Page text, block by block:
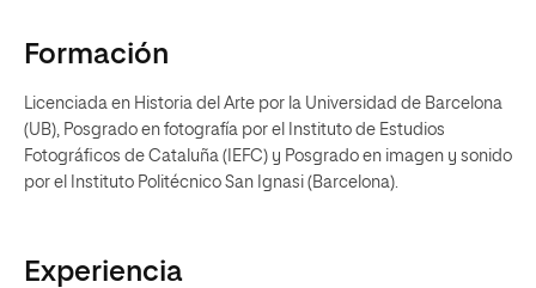
Formación
Licenciada en Historia del Arte por la Universidad de Barcelona
(UB), Posgrado en fotografía por el Instituto de Estudios
Fotográficos de Cataluña (IEFC) y Posgrado en imagen y sonido
por el Instituto Politécnico San Ignasi (Barcelona).
Experiencia